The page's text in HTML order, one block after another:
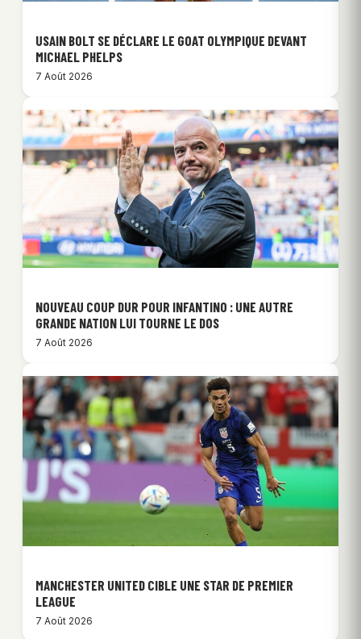
USAIN BOLT SE DÉCLARE LE GOAT OLYMPIQUE DEVANT
MICHAEL PHELPS
7 Août 2026
NOUVEAU COUP DUR POUR INFANTINO : UNE AUTRE
GRANDE NATION LUI TOURNE LE DOS
7 Août 2026
MANCHESTER UNITED CIBLE UNE STAR DE PREMIER
LEAGUE
7 Août 2026